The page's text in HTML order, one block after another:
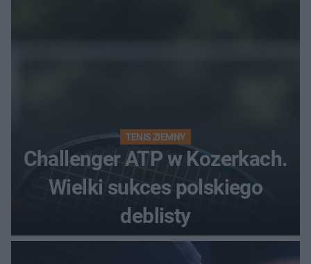
TENIS ZIEMNY
Challenger ATP w Kozerkach.
Wielki sukces polskiego
deblisty